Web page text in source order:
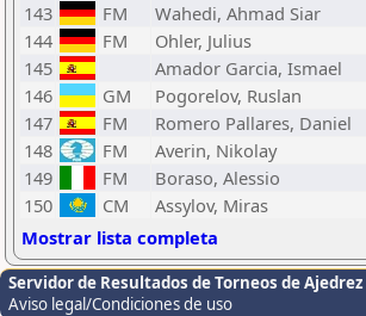
143
FM Wahedi, Ahmad Siar
144
FM Ohler, Julius
145
Amador Garcia, Ismael
146
GM Pogorelov, Ruslan
147
FM Romero Pallares, Daniel
148
FM Averin, Nikolay
149
FM Boraso, Alessio
150
CM Assylov, Miras
Mostrar lista completa
Servidor de Resultados de Torneos de Ajedrez
Aviso legal/Condiciones de uso